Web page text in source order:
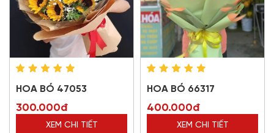
HOA BÓ 47053
300.000đ
XEM CHI TIẾT
HOA BÓ 66317
400.000đ
XEM CHI TIẾT